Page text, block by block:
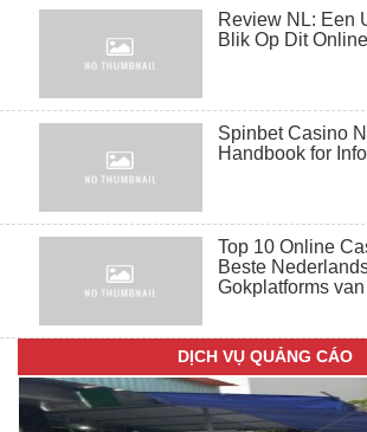
Review NL: Een
Blik Op Dit
Spinbet Casino
Handbook for
Top 10 Online
Beste
Gokplatforms
DỊCH VỤ QUẢNG CÁO
biển chữ alu
Biển nền alu SK